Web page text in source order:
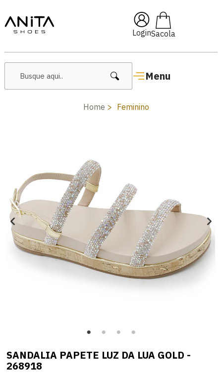
Login
Menu
Home Feminino
SANDALIA PAPETE LUZ DA LUA GOLD -
268918